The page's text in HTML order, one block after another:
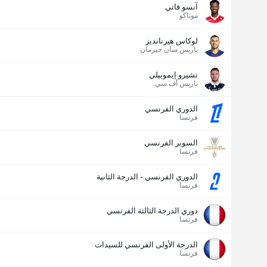
آنسو فاتي
موناكو
لوكاس هيرنانديز
باريس سان جيرمان
تشيرو إيموبيلي
باريس أف.سي.
الدوري الفرنسي
فرنسا
السوبر الفرنسي
فرنسا
الدوري الفرنسي - الدرجة الثانية
فرنسا
دوري الدرجة الثالثة الفرنسي
فرنسا
الدرجة الأولى الفرنسي للسيدات
فرنسا